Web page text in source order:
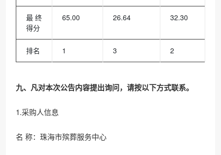
最终
得分
65.00 26.64 32.30
排名 1 3 2
九、凡对本次公告内容提出询问，请按以下方式联系。
1.采购人信息
名 称：珠海市殡葬服务中心